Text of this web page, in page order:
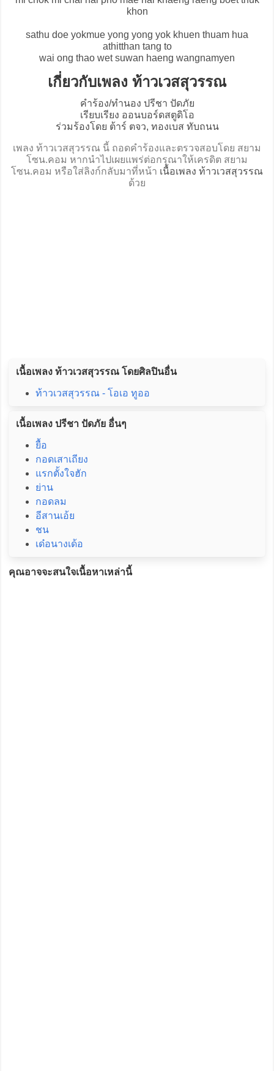
khon
sathu doe yokmue yong yong yok khuen thuam hua
athitthan tang to
wai ong thao wet suwan haeng wangnamyen
เกี่ยวกับเพลง ท้าวเวสสุวรรณ
คำร้อง/ทำนอง ปรีชา ปัดภัย
เรียบเรียง ออนบอร์ดสตูดิโอ
ร่วมร้องโดย ต้าร์ ตจว, ทองเบส ทับถนน
เพลง ท้าวเวสสุวรรณ นี้ ถอดคำร้องและตรวจสอบโดย สยาม
โซน.คอม หากนำไปเผยแพร่ต่อกรุณาให้เครดิต สยาม
โซน.คอม หรือใส่ลิงก์กลับมาที่หน้า เนื้อเพลง ท้าวเวสสุวรรณ
ด้วย
เนื้อเพลง ท้าวเวสสุวรรณ โดยศิลปินอื่น
ท้าวเวสสุวรรณ - โอเอ ทูออ
เนื้อเพลง ปรีชา ปัดภัย อื่นๆ
ยื้อ
กอดเสาเถียง
แรกตั้งใจฮัก
ย่าน
กอดลม
อีสานเอ้ย
ชน
เด๋อนางเด้อ
คุณอาจจะสนใจเนื้อหาเหล่านี้